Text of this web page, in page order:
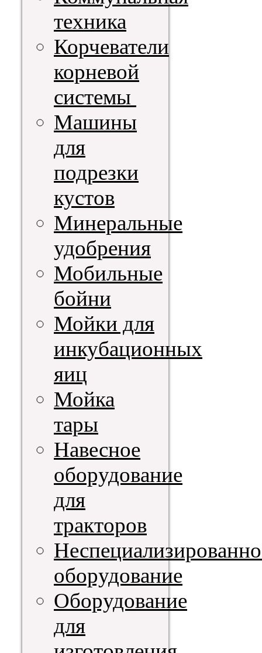
техника
Корчеватели
корневой
системы
Машины
для
подрезки
кустов
Минеральные
удобрения
Мобильные
бойни
Мойки для
инкубационных
яиц
Мойка
тары
Навесное
оборудование
для
тракторов
оборудование
Оборудование
для